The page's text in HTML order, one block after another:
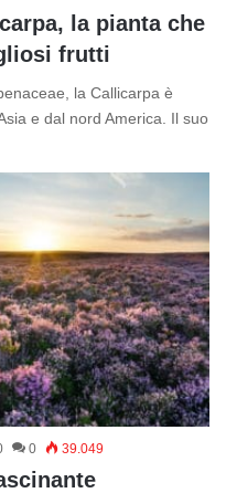
la pianta che
frutti
la Callicarpa è
e dal nord America. Il suo
0 39.049